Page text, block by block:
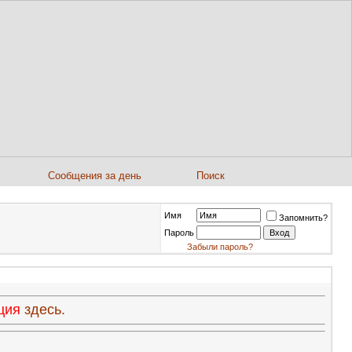
Сообщения за день Поиск
Имя
Запомнить?
Пароль
Забыли пароль?
здесь.